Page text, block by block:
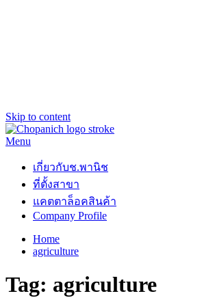
Skip to content
Menu
เกี่ยวกับช.พานิช
ที่ตั้งสาขา
แคตตาล็อคสินค้า
Company Profile
Home
agriculture
Tag: agriculture